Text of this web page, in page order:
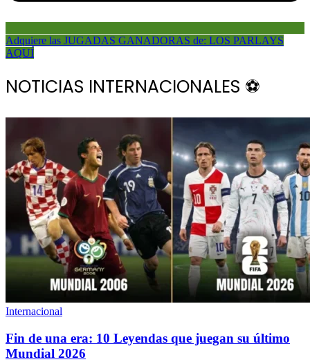
Adquiere las JUGADAS GANADORAS de: LOS PARLAYS
AQUÍ
NOTICIAS INTERNACIONALES ⚽️
Internacional
Fin de una era: 10 Leyendas que juegan su último
Mundial 2026